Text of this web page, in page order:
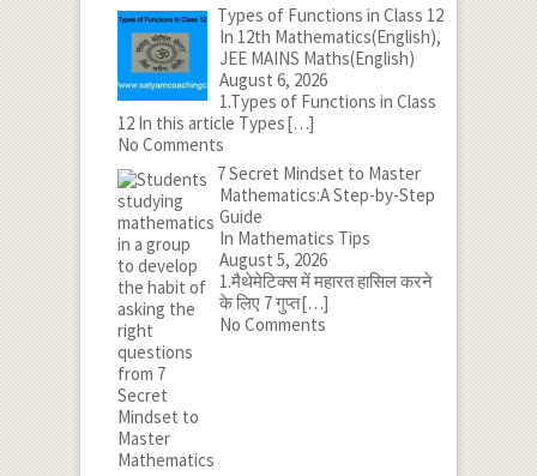
Types of Functions in Class 12
In 12th Mathematics(English),
JEE MAINS Maths(English)
August 6, 2026
1.Types of Functions in Class
12 In this article Types[…]
No Comments
7 Secret Mindset to Master
Mathematics:A Step-by-Step
Guide
In Mathematics Tips
August 5, 2026
1.मैथेमेटिक्स में महारत हासिल करने
के लिए 7 गुप्त[…]
No Comments